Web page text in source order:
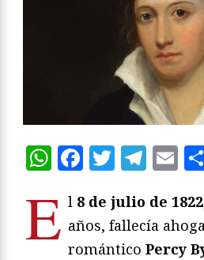
WhatsApp
Facebook
Twitter
E l 8 de julio de 1822
años, fallecía
romántico Percy